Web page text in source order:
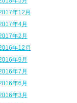
年12月
年4月
年2月
年12月
年9月
年7月
年6月
年3月